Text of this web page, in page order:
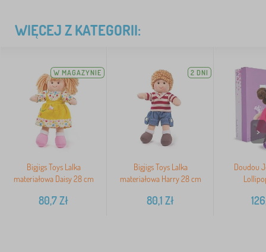
WIĘCEJ Z KATEGORII:
W MAGAZYNIE
Bigjigs Toys Lalka
materiałowa Daisy 28 cm
80,7Zł
2 DNI
Bigjigs Toys Lalka
materiałowa Harry 28 cm
80,1 Zł
Doudou
>